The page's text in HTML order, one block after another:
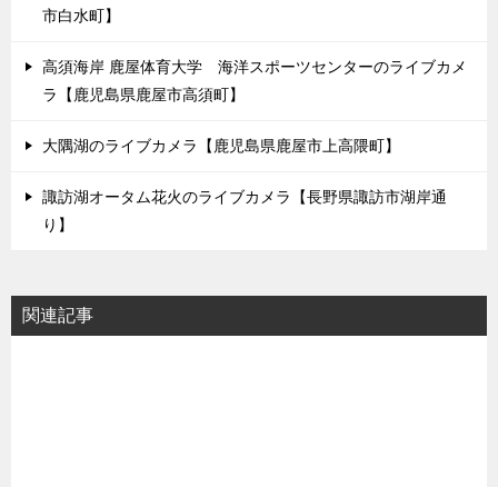
市白水町】
高須海岸 鹿屋体育大学 海洋スポーツセンターのライブカメ
ラ【鹿児島県鹿屋市高須町】
大隅湖のライブカメラ【鹿児島県鹿屋市上高隈町】
諏訪湖オータム花火のライブカメラ【長野県諏訪市湖岸通
り】
関連記事